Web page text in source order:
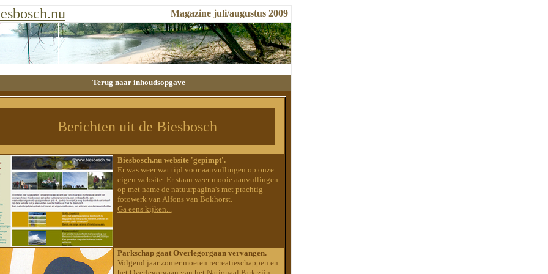
Magazine juli/augustus 2009
Terug naar inhoudsopgave
Berichten uit de Biesbosch
Biesbosch.nu website 'gepimpt'.
Er was weer wat tijd voor aanvullingen op onze
eigen website. Er staan weer mooie aanvullingen
op met name de natuurpagina's met prachtig
fotowerk van Alfons van Bokhorst.
Ga eens kijken...
Parkschap gaat Overlegorgaan vervangen.
Volgend jaar zomer moeten recreatieschappen en